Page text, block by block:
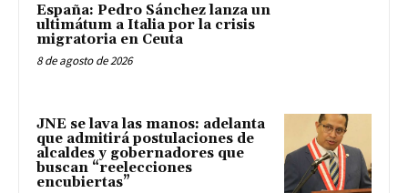
España: Pedro Sánchez lanza un
ultimátum a Italia por la crisis
migratoria en Ceuta
8 de agosto de 2026
JNE se lava las manos: adelanta
que admitirá postulaciones de
alcaldes y gobernadores que
buscan “reelecciones
encubiertas”